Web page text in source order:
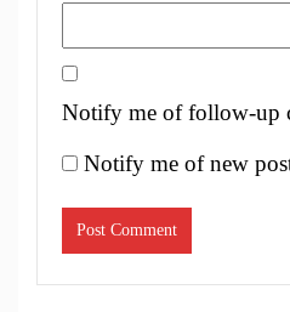
Notify me of follow-up
Notify me of new